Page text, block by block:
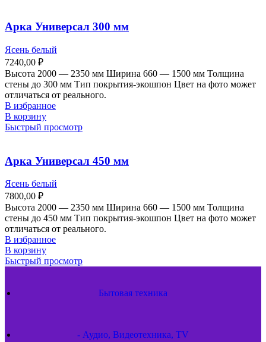
Арка Универсал 300 мм
Ясень белый
7240,00 ₽
Высота 2000 — 2350 мм Ширина 660 — 1500 мм Толщина
стены до 300 мм Тип покрытия-экошпон Цвет на фото может
отличаться от реального.
В избранное
В корзину
Быстрый просмотр
Арка Универсал 450 мм
Ясень белый
7800,00 ₽
Высота 2000 — 2350 мм Ширина 660 — 1500 мм Толщина
стены до 450 мм Тип покрытия-экошпон Цвет на фото может
отличаться от реального.
В избранное
В корзину
Быстрый просмотр
Бытовая техника
- Аудио, Видеотехника, TV